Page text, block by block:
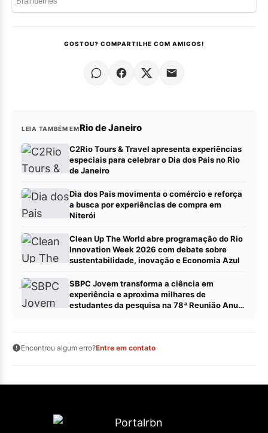
GOSTOU? COMPARTILHE COM AMIGOS!
LEIA TAMBÉM EMRio de Janeiro
C2Rio Tours & Travel apresenta experiências
especiais para celebrar o Dia dos Pais no Rio
de Janeiro
Dia dos Pais movimenta o comércio e reforça
a busca por experiências de compra em
Niterói
Clean Up The World abre programação do Rio
Innovation Week 2026 com debate sobre
sustentabilidade, inovação e Economia Azul
SBPC Jovem transforma a ciência em
experiência e aproxima milhares de
estudantes da pesquisa na 78ª Reunião Anual
Encontrou algum erro?Entre em contato